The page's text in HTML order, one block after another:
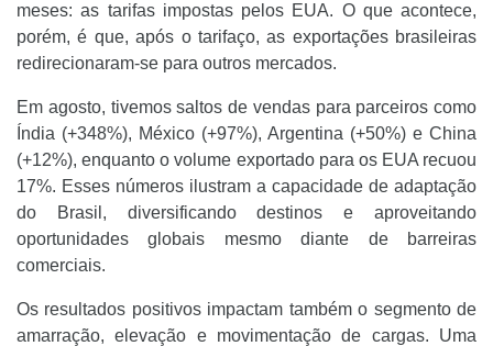
meses: as tarifas impostas pelos EUA. O que acontece,
porém, é que, após o tarifaço, as exportações brasileiras
redirecionaram-se para outros mercados.
Em agosto, tivemos saltos de vendas para parceiros como
Índia (+348%), México (+97%), Argentina (+50%) e China
(+12%), enquanto o volume exportado para os EUA recuou
17%. Esses números ilustram a capacidade de adaptação
do Brasil, diversificando destinos e aproveitando
oportunidades globais mesmo diante de barreiras
comerciais.
Os resultados positivos impactam também o segmento de
amarração, elevação e movimentação de cargas. Uma